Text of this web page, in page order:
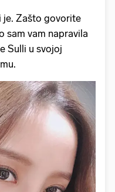
je. Zašto govorite
sam vam napravila
Sulli u svojoj